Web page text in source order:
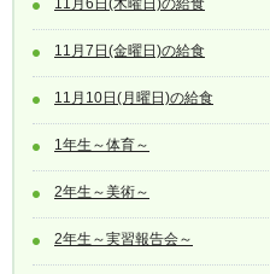
11月6日(木曜日)の給食
11月7日(金曜日)の給食
11月10日(月曜日)の給食
1年生～体育～
2年生～美術～
2年生～実習報告会～